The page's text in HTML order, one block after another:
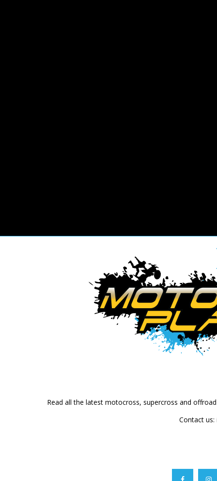
Read all the latest motocross, supercross and
Contact us: